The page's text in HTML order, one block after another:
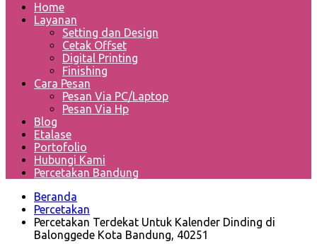
Home
Layanan
Setting dan Design
Cetak Offset
Digital Printing
Finishing
Cara Pesan
Pesan Via PC/Laptop
Pesan Via Hp
Blog
Etalase
Portofolio
Hubungi Kami
Percetakan Bandung
Beranda
Percetakan
Percetakan Terdekat Untuk Kalender Dinding di
Balonggede Kota Bandung, 40251